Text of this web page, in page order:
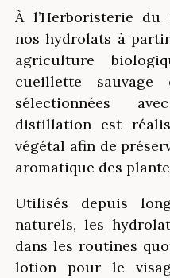
À l’Herboristerie du
nos hydrolats à
agriculture
cueillette sauvage
sélectionnées
distillation est
végétal afin de
aromatique des
Utilisés depuis
naturels, les
dans les routines
lotion pour le